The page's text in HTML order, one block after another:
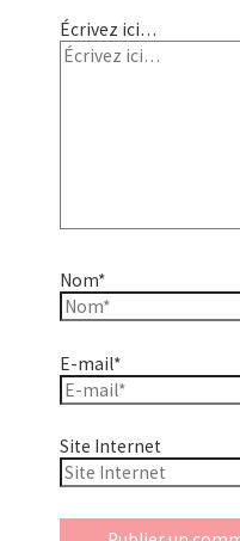
Écrivez ici…
Nom*
E-mail*
Site Internet